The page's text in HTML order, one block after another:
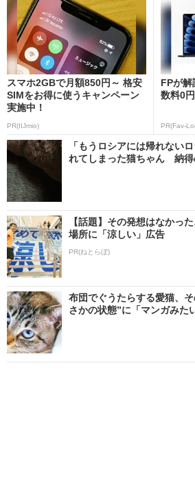
スマホ2GBで月額850円～ 格安
SIMをお得に使うキャンペーン
実施中！
PR(IIJmio)
FPが
数料0
PR(Fav-
「もうロシアには帰れない
れてしまった猫ちゃん 納得
【話題】その発想はなかっ
場所に「涼しい」広告
PR(ねとらぼ)
布団でぐうたらする愛猫
さかの状態”に「マンガみた